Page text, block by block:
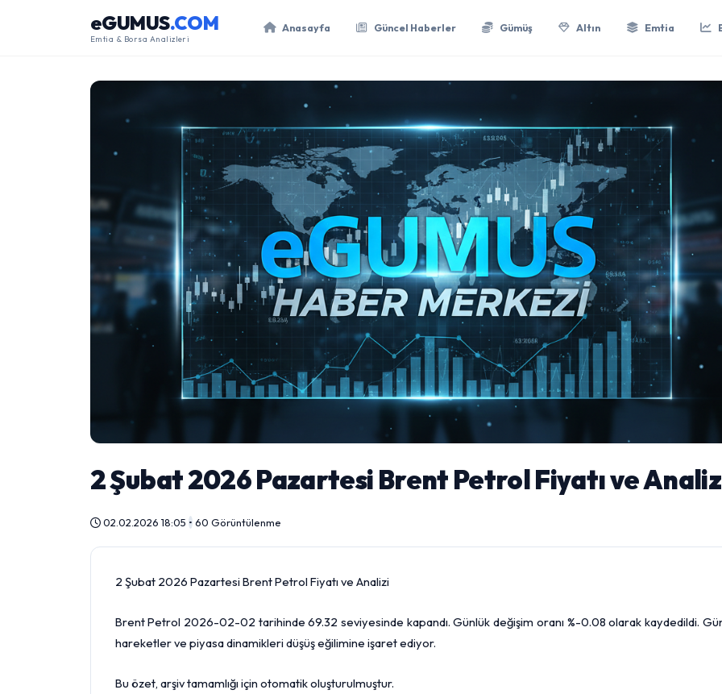
eGUMUS.COM
Emtia & Borsa Analizleri
Anasayfa Güncel Haberler Gümüş Altın Emtia
2 Şubat 2026 Pazartesi Brent Petrol Fiyatı ve
02.02.2026 18:05 • 60 Görüntülenme
2 Şubat 2026 Pazartesi Brent Petrol Fiyatı ve Analizi
Brent Petrol 2026-02-02 tarihinde 69.32 seviyesinde kapandı. Günlük değişim oranı %-0.08 olarak kaydedildi.
hareketler ve piyasa dinamikleri düşüş eğilimine işaret ediyor.
Bu özet, arşiv tamamlığı için otomatik oluşturulmuştur.